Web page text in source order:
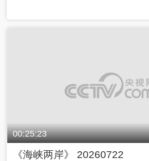
00:25:23
《海峡两岸》 20260722